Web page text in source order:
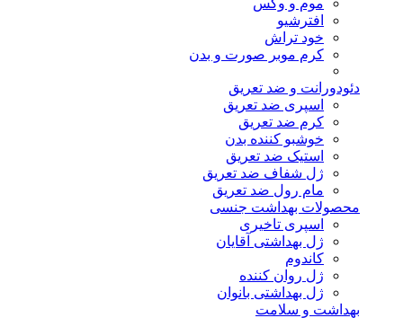
موم و وکس
افترشیو
خود تراش
کرم موبر صورت و بدن
دئودورانت و ضد تعریق
اسپری ضد تعریق
کرم ضد تعریق
خوشبو کننده بدن
استیک ضد تعریق
ژل شفاف ضد تعریق
مام رول ضد تعریق
محصولات بهداشت جنسی
اسپری تاخیری
ژل بهداشتی آقایان
کاندوم
ژل روان کننده
ژل بهداشتی بانوان
بهداشت و سلامت